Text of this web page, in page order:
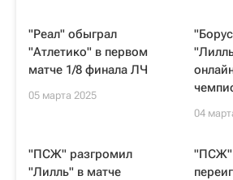
"Реал" обыграл
"Атлетико" в первом
матче 1/8 финала ЛЧ
05 марта 2025
04
"ПСЖ" разгромил
"Лилль" в матче
"ПСЖ"